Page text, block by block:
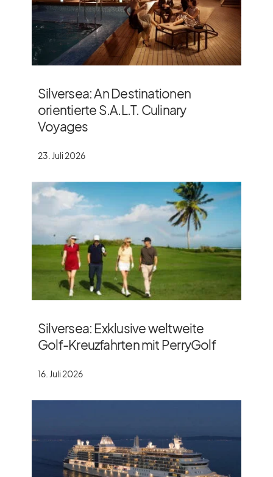
Silversea: An Destinationen
orientierte S.A.L.T. Culinary
Voyages
23. Juli 2026
Silversea: Exklusive weltweite
Golf-Kreuzfahrten mit PerryGolf
16. Juli 2026